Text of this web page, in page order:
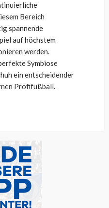
Bereich
spannende
auf höchstem
werden.
Symbiose
ein entscheidender
Profifußball.